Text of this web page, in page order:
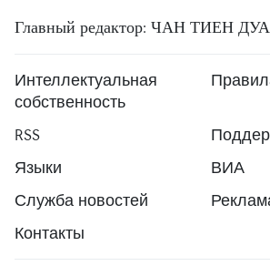
Главный редактор: ЧАН ТИЕН
Интеллектуальная
собственность
RSS
Языки
ВИА
Служба новостей
Контакты